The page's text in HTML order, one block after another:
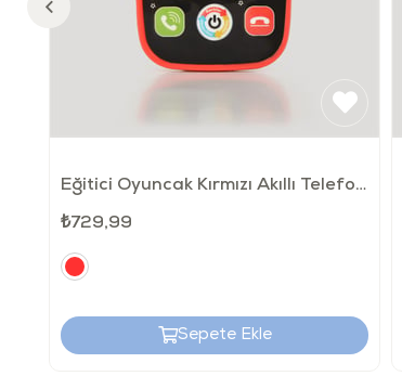
Eğitici Oyuncak Kırmızı Akıllı Telefonum
₺729,99
Sepete Ekle